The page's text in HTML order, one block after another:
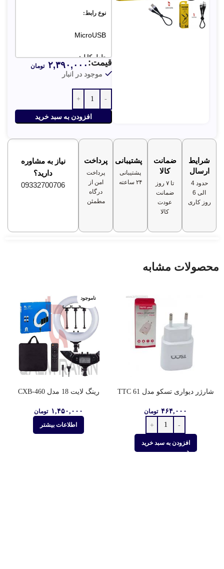
نوع رابط:
MicroUSB
طول کابل:
25 سانتی متر
قابلیت FAST CHARGING:
✅
✅
موجود در انبار
افزودن به سبد خرید
قیمت: ۲,۳۹۰,۰۰۰ تومان
شرایط
ارسال
حدود 4
الی 6
روز کاری
ضمانت
کالا
تا ۷ روز
ضمانت
عودت
کالا
پشتیبانی
پشتیبانی
۲۴ ساعته
پرداخت
پرداخت
امن از
درگاه
مطمئن
نیاز به مشاوره
دارید؟
09332700706
محصولات مشابه
شارژر دیواری تسکو مدل TTC 61
۴۶۴,۰۰۰ تومان
افزودن به سبد خرید
ناموجود
رينگ لايت 18 مدل CXB-460
۱,۴۵۰,۰۰۰ تومان
اطلاعات بیشتر